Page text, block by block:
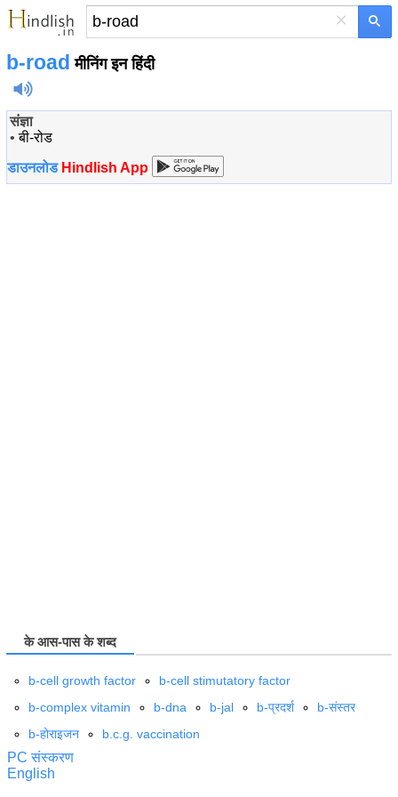
×
b-road मीनिंग इन हिंदी
संज्ञा
•बी-रोड
डाउनलोड Hindlish App
के आस-पास के शब्द
b-cell growth factor
b-cell stimutatory factor
b-complex vitamin
b-dna b-jal b-प्रदर्श
b-संस्तर
b-होराइजन
b.c.g. vaccination
PC संस्करण
English